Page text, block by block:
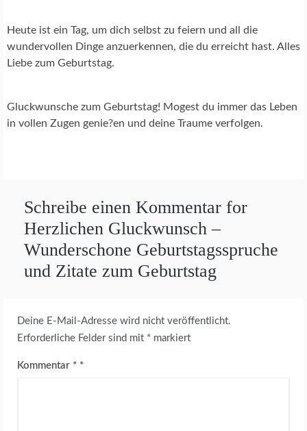
Heute ist ein Tag, um dich selbst zu feiern und all die
wundervollen Dinge anzuerkennen, die du erreicht hast. Alles
Liebe zum Geburtstag.
Gluckwunsche zum Geburtstag! Mogest du immer das Leben
in vollen Zugen genie?en und deine Traume verfolgen.
Schreibe einen Kommentar for
Herzlichen Gluckwunsch –
Wunderschone Geburtstagsspruche
und Zitate zum Geburtstag
Deine E-Mail-Adresse wird nicht veröffentlicht.
Erforderliche Felder sind mit * markiert
Kommentar *